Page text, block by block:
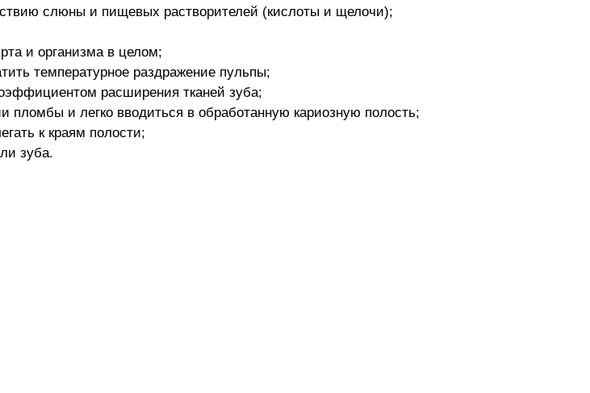
слюны и пищевых растворителей (кислоты и щелочи);
и организма в целом;
температурное раздражение пульпы;
расширения тканей зуба;
пломбы и легко вводиться в обработанную кариозную полость;
к краям полости;
зуба.